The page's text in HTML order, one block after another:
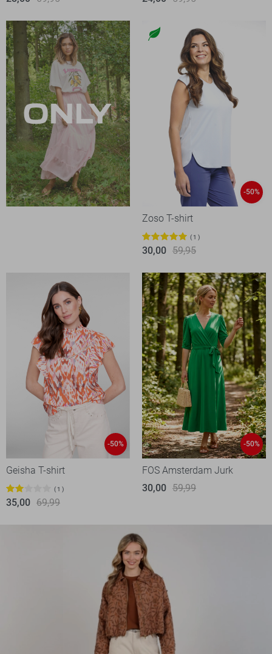
-50%
Zoso T-shirt
1
30,00 59,95
-50%
Geisha T-shirt
1
35,00 69,99
-50%
FOS Amsterdam Jurk
30,00 59,99